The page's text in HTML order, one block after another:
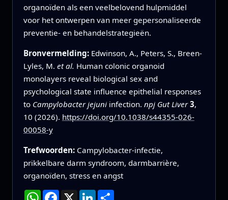
organoïden als een veelbelovend hulpmiddel
voor het ontwerpen van meer gepersonaliseerde
preventie‑ en behandelstrategieën.
Bronvermelding: Edwinson, A., Peters, S., Breen-
Lyles, M. et al. Human colonic organoid
monolayers reveal biological sex and
psychological state influence epithelial responses
to Campylobacter jejuniinfection. npj Gut Liver 3,
10 (2026). https://doi.org/10.1038/s44355-026-
00058-y
Trefwoorden: Campylobacter‑infectie,
prikkelbare darm syndroom, darmbarrière,
organoïden, stress en angst
WhatsApp
Facebook
X LinkedIn
Deel